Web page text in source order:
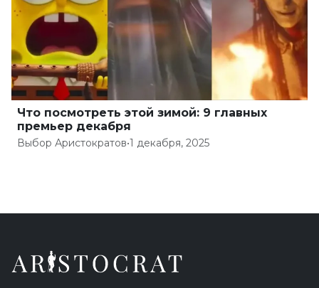
Что посмотреть этой зимой: 9 главных
премьер декабря
Выбор Аристократов•1 декабря, 2025